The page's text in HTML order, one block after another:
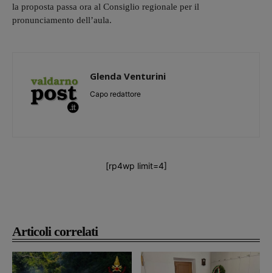
Articoli correlati
la proposta passa ora al Consiglio regionale per il
pronunciamento dell’aula.
Glenda Venturini
Capo redattore
[rp4wp limit=4]